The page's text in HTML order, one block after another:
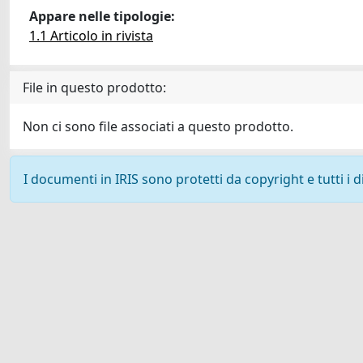
Appare nelle tipologie:
1.1 Articolo in rivista
File in questo prodotto:
Non ci sono file associati a questo prodotto.
I documenti in IRIS sono protetti da copyright e tutti i